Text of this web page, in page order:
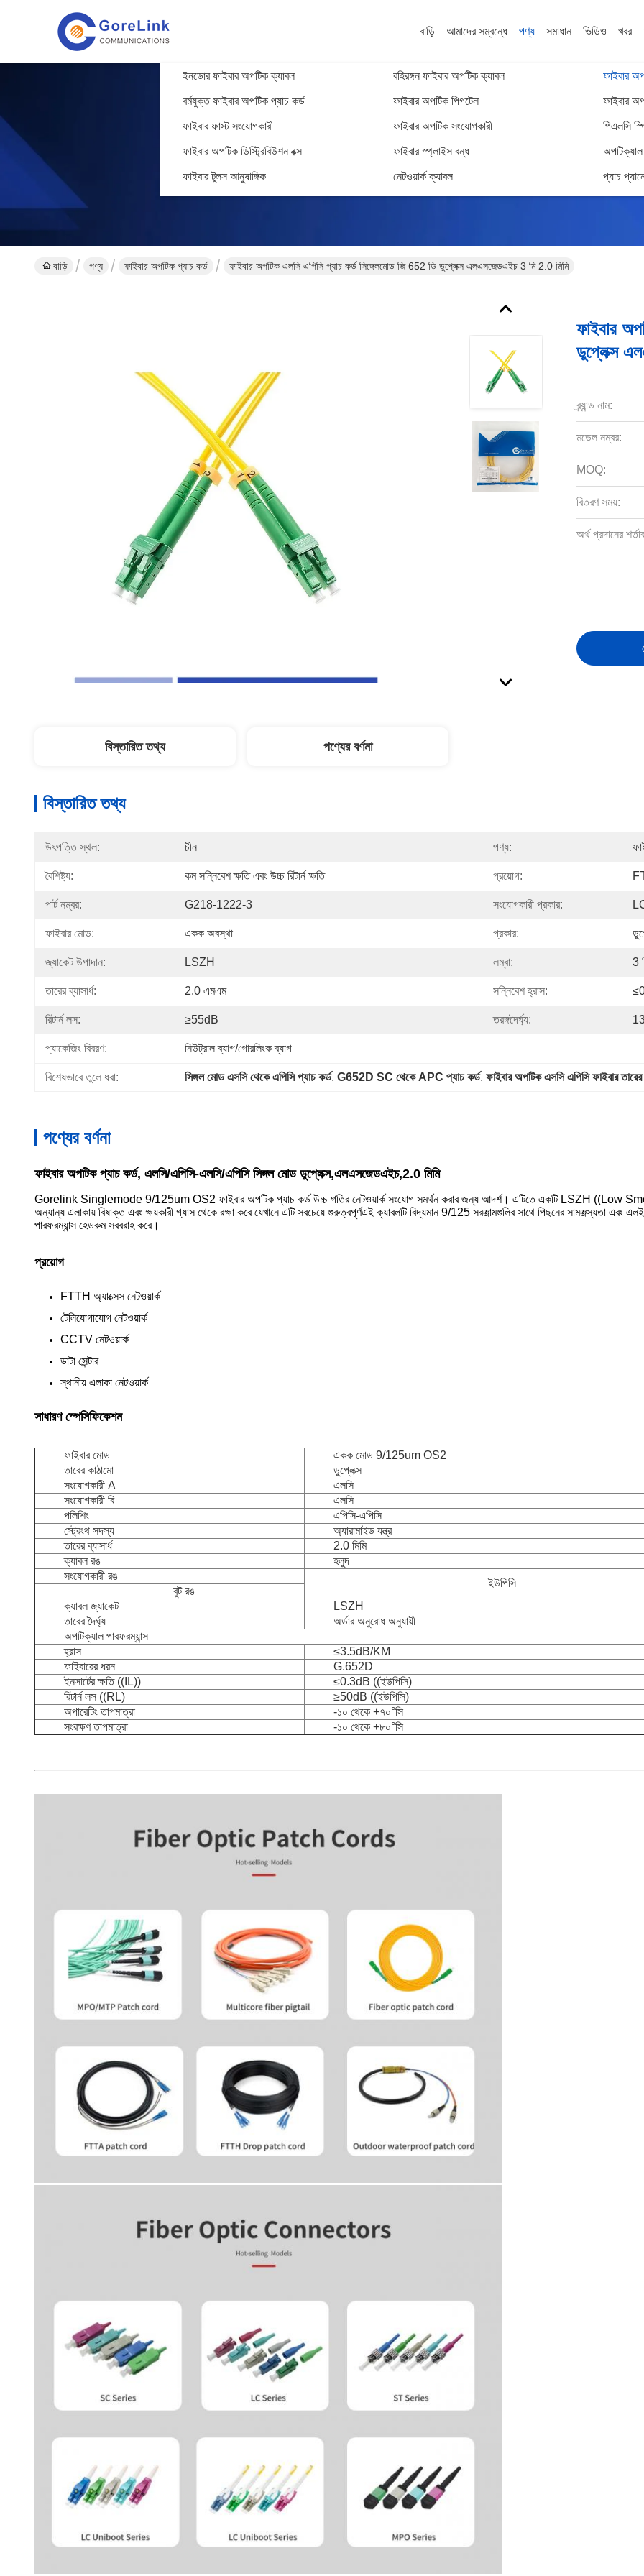
বাড়ি আমাদের সম্বন্ধে পণ্য
ইনডোর ফাইবার অপটিক ক্যাবল বহিরঙ্গন ফাইবার অপটিক ক্যাবল ফাইবার
বর্মযুক্ত ফাইবার অপটিক প্যাচ কর্ড ফাইবার অপটিক পিগটেল ফাইবার
ফাইবার ফাস্ট সংযোগকারী ফাইবার অপটিক সংযোগকারী পিএলসি
ফাইবার অপটিক ডিস্ট্রিবিউশন বক্স ফাইবার স্প্লাইস বন্ধ অপটিক্যাল
ফাইবার টুলস আনুষাঙ্গিক নেটওয়ার্ক ক্যাবল প্যাচ
সমাধান ভিডিও খবর
পণ্যের বিবরণ
বাড়ি পণ্য ফাইবার অপটিক প্যাচ কর্ড ফাইবার অপটিক এলসি এপিসি প্যাচ কর্ড সিঙ্গেলমোড জি 652 ডি ডুপ্লেক্স এলএসজেডএইচ 3 মি 2.0 মিমি
ফাইবার
ডুপ্লেক্স
ব্র্যান্ড নাম:
মডেল নম্বর:
MOQ:
বিতরণ সময়:
অর্থ প্রদানের
বিস্তারিত তথ্য পণ্যের বর্ণনা
বিস্তারিত তথ্য
উৎপত্তি স্থল: চীন পণ্য:
বৈশিষ্ট্য: কম সন্নিবেশ ক্ষতি এবং উচ্চ রিটার্ন ক্ষতি প্রয়োগ:
পার্ট নম্বর: G218-1222-3 সংযোগকারী প্রকার:
ফাইবার মোড: একক অবস্থা প্রকার:
জ্যাকেট উপাদান: LSZH লম্বা: 3
তারের ব্যাসার্ধ: 2.0 এমএম সন্নিবেশ হ্রাস:
রিটার্ন লস: ≥55dB তরঙ্গদৈর্ঘ্য:
প্যাকেজিং বিবরণ: নিউট্রাল ব্যাগ/গোরলিংক ব্যাগ
বিশেষভাবে তুলে ধরা: সিঙ্গল মোড এসসি থেকে এপিসি প্যাচ কর্ড, G652D SC থেকে APC প্যাচ কর্ড, ফাইবার অপটিক এসসি এপিসি ফাইবার তারের
পণ্যের বর্ণনা
ফাইবার অপটিক প্যাচ কর্ড, এলসি/এপিসি-এলসি/এপিসি সিঙ্গল মোড ডুপ্লেক্স,এলএসজেডএইচ,2.0 মিমি
Gorelink Singlemode 9/125um OS2 ফাইবার অপটিক প্যাচ কর্ড উচ্চ গতির নেটওয়ার্ক সংযোগ সমর্থন করার জন্য আদর্শ। এটিতে একটি LSZH ((Low
অন্যান্য এলাকায় বিষাক্ত এবং ক্ষয়কারী গ্যাস থেকে রক্ষা করে যেখানে এটি সবচেয়ে গুরুত্বপূর্ণএই ক্যাবলটি বিদ্যমান 9/125 সরঞ্জামগুলির সাথে পিছনের সামঞ্জস্যতা
পারফরম্যান্স হেডরুম সরবরাহ করে।
প্রয়োগ
FTTH অ্যাক্সেস নেটওয়ার্ক
টেলিযোগাযোগ নেটওয়ার্ক
CCTV নেটওয়ার্ক
ডাটা সেন্টার
স্থানীয় এলাকা নেটওয়ার্ক
সাধারণ স্পেসিফিকেশন
ফাইবার মোড
একক মোড 9/125um OS2
তারের কাঠামো
ডুপ্লেক্স
সংযোগকারী A
এলসি
সংযোগকারী বি
এলসি
পলিশিং
এপিসি-এপিসি
স্ট্রেংথ সদস্য
অ্যারামাইড যন্ত্র
তারের ব্যাসার্ধ
2.0 মিমি
ক্যাবল রঙ
হলুদ
সংযোগকারী রঙ
ইউপিসি
বুট রঙ
ক্যাবল জ্যাকেট
LSZH
তারের দৈর্ঘ্য
অর্ডার অনুরোধ অনুযায়ী
অপটিক্যাল পারফরম্যান্স
হ্রাস
≤3.5dB/KM
ফাইবারের ধরন
G.652D
ইনসার্টের ক্ষতি ((IL))
≤0.3dB ((ইউপিসি)
রিটার্ন লস ((RL)
≥50dB ((ইউপিসি)
অপারেটিং তাপমাত্রা
-১০ থেকে +৭০°সি
সংরক্ষণ তাপমাত্রা
-১০ থেকে +৮০°সি